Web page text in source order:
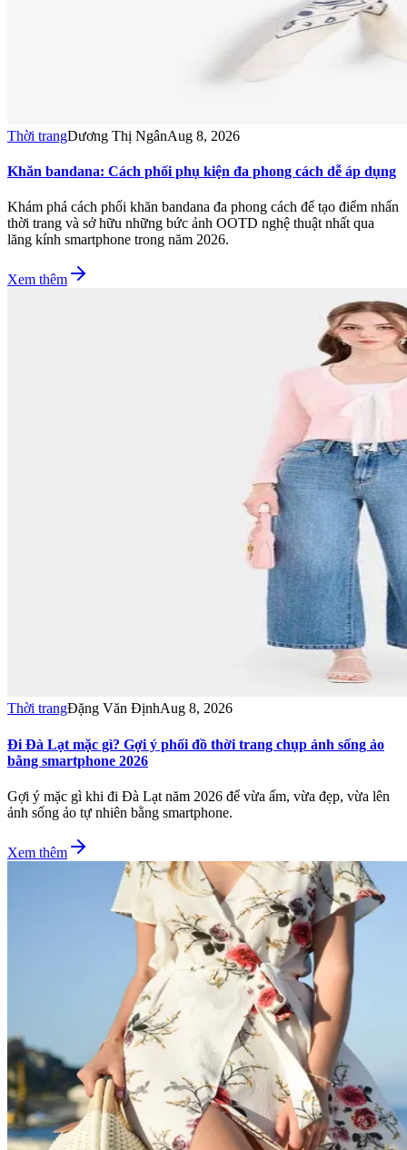
Thời trangDương Thị NgânAug 8, 2026
Khăn bandana: Cách phối phụ kiện đa phong cách dễ áp dụng
Khám phá cách phối khăn bandana đa phong cách để tạo điểm nhấn
thời trang và sở hữu những bức ảnh OOTD nghệ thuật nhất qua
lăng kính smartphone trong năm 2026.
Xem thêm
Thời trangĐặng Văn ĐịnhAug 8, 2026
Đi Đà Lạt mặc gì? Gợi ý phối đồ thời trang chụp ảnh sống ảo
bằng smartphone 2026
Gợi ý mặc gì khi đi Đà Lạt năm 2026 để vừa ấm, vừa đẹp, vừa lên
ảnh sống ảo tự nhiên bằng smartphone.
Xem thêm